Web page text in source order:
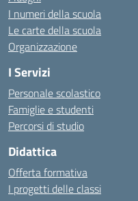
I numeri della scuola
Le carte della scuola
Organizzazione
I Servizi
Personale scolastico
Famiglie e studenti
Percorsi di studio
Didattica
Offerta formativa
I progetti delle classi